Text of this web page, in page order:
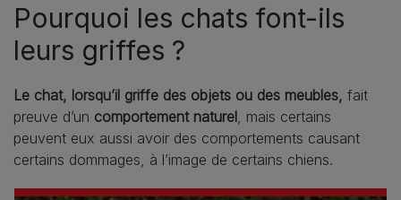
Pourquoi les chats font-ils
leurs griffes ?
Le chat, lorsqu’il griffe des objets ou des meubles, fait
preuve d’un comportement naturel , mais certains
peuvent eux aussi avoir des comportements causant
certains dommages, à l’image de certains chiens.